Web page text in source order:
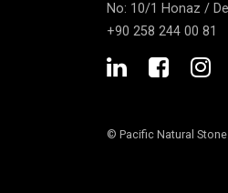
No: 10/1 Honaz /
+90 258 244 00 81
© Pacific Natural